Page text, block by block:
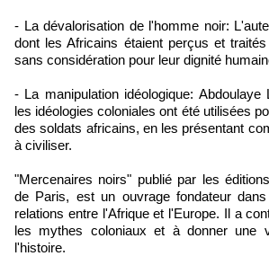
- La dévalorisation de l'homme noir:
dont les Africains étaient perçus et
sans considération pour leur dignité
- La manipulation idéologique:
les idéologies coloniales ont été utilisées
des soldats africains, en les présentant
à civiliser.
"Mercenaires noirs" publié par les
de Paris, est un ouvrage fondateur
relations entre l'Afrique et l'Europe. Il a
les mythes coloniaux et à donner une
l'histoire.